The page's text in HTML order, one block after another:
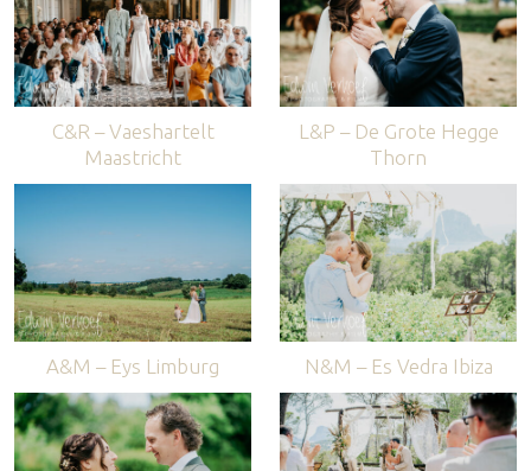
C&R – Vaeshartelt
Maastricht
L&P – De Grote Hegge
Thorn
A&M – Eys Limburg N&M – Es Vedra Ibiza